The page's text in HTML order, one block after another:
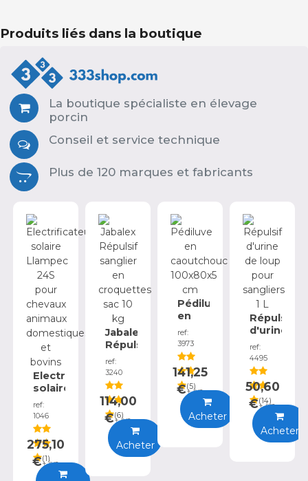
Produits liés dans la boutique
La boutique spécialiste en élevage
porcin
Conseil et service technique
Plus de 120 marques et fabricants
Electrificateur
solaire
Llampec
24S
pour
chevaux
animaux
domestiques
et
ref:
1046
(1)
275,10
€+ iva
Jabalex
Répulsif
sanglier
en
croquettes
sac
10
kg
ref:
3240
(6)
114,00
€+ iva
Acheter
Pédiluve
en
caoutchouc
100x80x5
cm
ref:
3973
(5)
141,25
€+ iva
Acheter
Répulsif
d'urine
de
loup
pour
sangliers
1 L
ref:
4495
(14)
50,60
€+ iva
Acheter